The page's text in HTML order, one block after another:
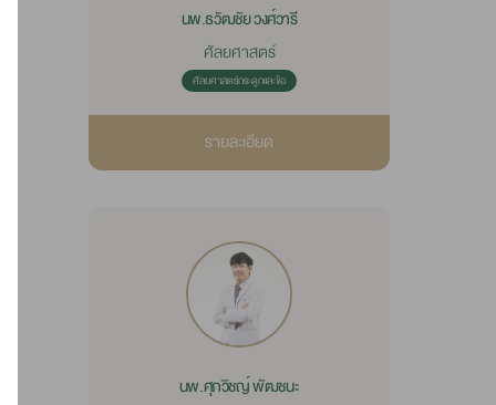
นพ.ธวัฒชัย วงศ์วารี
ศัลยศาสตร์
ศัลยศาสตร์กระดูกและข้อ
รายละเอียด
นพ.ศุภวิชญ์ พัฒชนะ